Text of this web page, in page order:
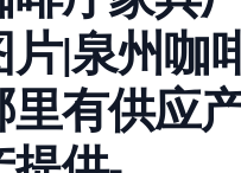
|泉州咖
有供应